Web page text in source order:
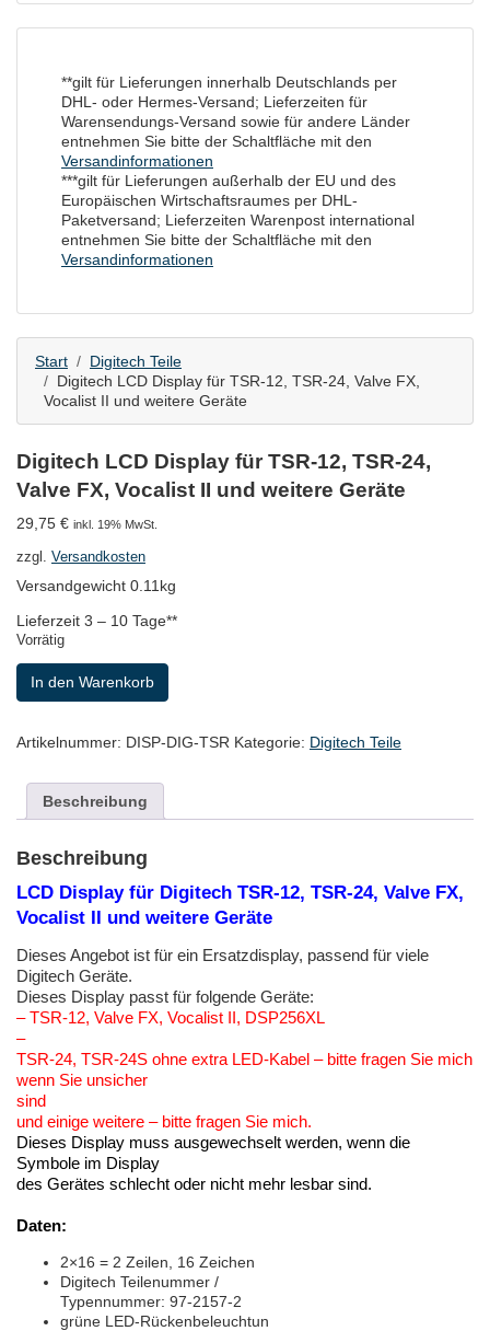
Start
Digitech Teile
Digitech LCD Display für TSR-12, TSR-24, Valve FX,
Vocalist II und weitere Geräte
Digitech LCD Display für TSR-12, TSR-24,
Valve FX, Vocalist II und weitere Geräte
29,75 € inkl. 19% MwSt.
zzgl. Versandkosten
Versandgewicht 0.11kg
Lieferzeit 3 – 10 Tage**
Vorrätig
Digitech
LCD
TSR-
TSR-
FX,
Vocalist
II
und
weitere
Geräte
Menge
In den Warenkorb
Artikelnummer: DISP-DIG-TSR Kategorie: Digitech Teile
Beschreibung
Beschreibung
LCD Display für Digitech TSR-12, TSR-24, Valve FX,
Vocalist II und weitere Geräte
Dieses Angebot ist für ein Ersatzdisplay, passend für viele
Digitech Geräte.
Dieses Display passt für folgende Geräte:
– TSR-12, Valve FX, Vocalist II, DSP256XL
–
TSR-24, TSR-24S ohne extra LED-Kabel – bitte fragen Sie mich
wenn Sie unsicher
sind
und einige weitere – bitte fragen Sie mich.
Dieses Display muss ausgewechselt werden, wenn die
Symbole im Display
des Gerätes schlecht oder nicht mehr lesbar sind.
Daten:
2×16 = 2 Zeilen, 16 Zeichen
Digitech Teilenummer /
Typennummer: 97-2157-2
grüne LED-Rückenbeleuchtun
**gilt für Lieferungen innerhalb Deutschlands per
DHL- oder Hermes-Versand; Lieferzeiten für
Warensendungs-Versand sowie für andere Länder
entnehmen Sie bitte der Schaltfläche mit den
Versandinformationen
***gilt für Lieferungen außerhalb der EU und des
Europäischen Wirtschaftsraumes per DHL-
Paketversand; Lieferzeiten Warenpost international
entnehmen Sie bitte der Schaltfläche mit den
Versandinformationen